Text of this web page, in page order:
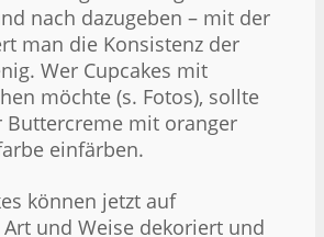
nach dazugeben – mit der
man die Konsistenz der
Wer Cupcakes mit
möchte (s. Fotos), sollte
Buttercreme mit oranger
einfärben.
können jetzt auf
und Weise dekoriert und